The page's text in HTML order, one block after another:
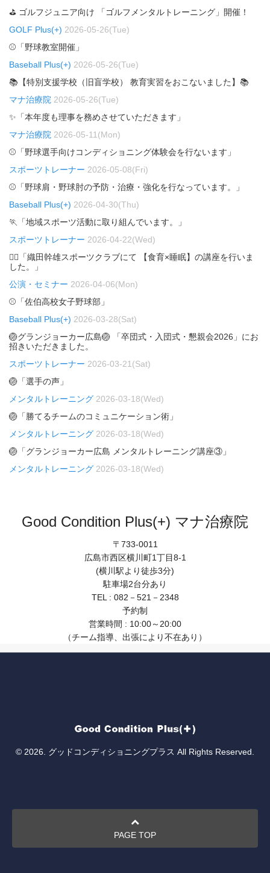
⛳ ゴルフジュニア向け 「ゴルフメンタルトレーニング」開催！
GOLF Plus(+) 2026-05-26(Tue)
⚾「野球教室開催」
Baseball Plus(+) 2026-05-26(Tue)
📚【特別支援学校（旧盲学校） 教育実習をおこないました】📚
マナ治療院 2026-05-26(Tue)
✨「本年度も理事を務めさせていただきます」
マナ治療院 2026-05-11(Mon)
⚾「野球選手向けコンディショニング体験会を行ないます」
スポーツトレーナー 2026-05-08(Fri)
⚾「野球肩・野球肘の予防・治療・強化を行なっています。」
Baseball Plus(+) 2026-04-30(Thu)
🏃「地域スポーツ活動に取り組んでいます。」
スポーツトレーナー 2026-04-22(Wed)
🏃‍♂️「織田幹雄スポーツクラブにて 【食育×睡眠】の講座を行いま
した。」
公演・セミナー 2026-04-06(Mon)
⚾「佐伯高校女子野球部」
Baseball Plus(+) 2026-03-28(Sat)
🏐グランジョーカー広島🏐 「卒団式・入団式・懇親会2026」にお
招きいただきました。
スポーツトレーナー 2026-03-21(Sat)
🏐「選手の声」
メンタルトレーニング 2026-03-18(Wed)
🏐「勝てるチームのコミュニケーション術」
メンタルトレーニング 2026-03-18(Wed)
🏐「グランジョーカー広島 メンタルトレーニング講座③」
メンタルトレーニング 2026-03-18(Wed)
Good Condition Plus(+) マナ治療院
〒733-0011
広島市西区横川町1丁目8-1
(横川駅より徒歩3分)
駐車場2台分あり
TEL : 082－521－2348
予約制
営業時間 : 10:00～20:00
（チーム指導、出張により不在あり）
© 2026. グッドコンディショニングプラス All Rights Reserved.
PAGE TOP